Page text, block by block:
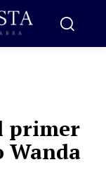
primer
Wanda